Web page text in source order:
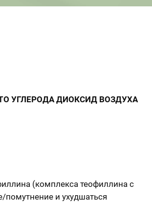
УГЛЕРОДА ДИОКСИД ВОЗДУХА
(комплекса теофиллина с
помутнение и ухудшаться